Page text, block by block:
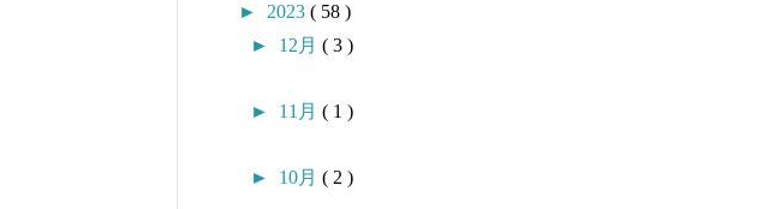
► 2023 ( 58 )
► 12月 ( 3 )
► 11月 ( 1 )
► 10月 ( 2 )